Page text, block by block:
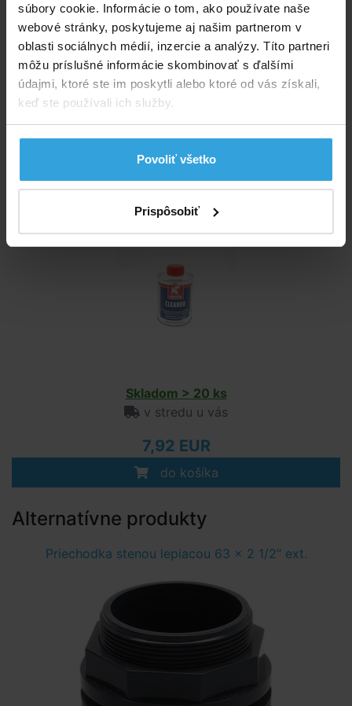
súbory cookie. Informácie o tom, ako používate naše
webové stránky, poskytujeme aj našim partnerom v
oblasti sociálnych médií, inzercie a analýzy. Títo partneri
môžu príslušné informácie skombinovať s ďalšími
údajmi, ktoré ste im poskytli alebo ktoré od vás získali,
keď ste používali ich služby.
Povoliť všetko
Prispôsobiť
Skladom > 20 ks
v stredu u vás
11,67 EUR
do košíka
Skladom > 20 ks
v stredu u vás
7,92 EUR
do košíka
Alternatívne produkty
Priechodka stenou lepiacou 63 x 2 1/2“ ext.